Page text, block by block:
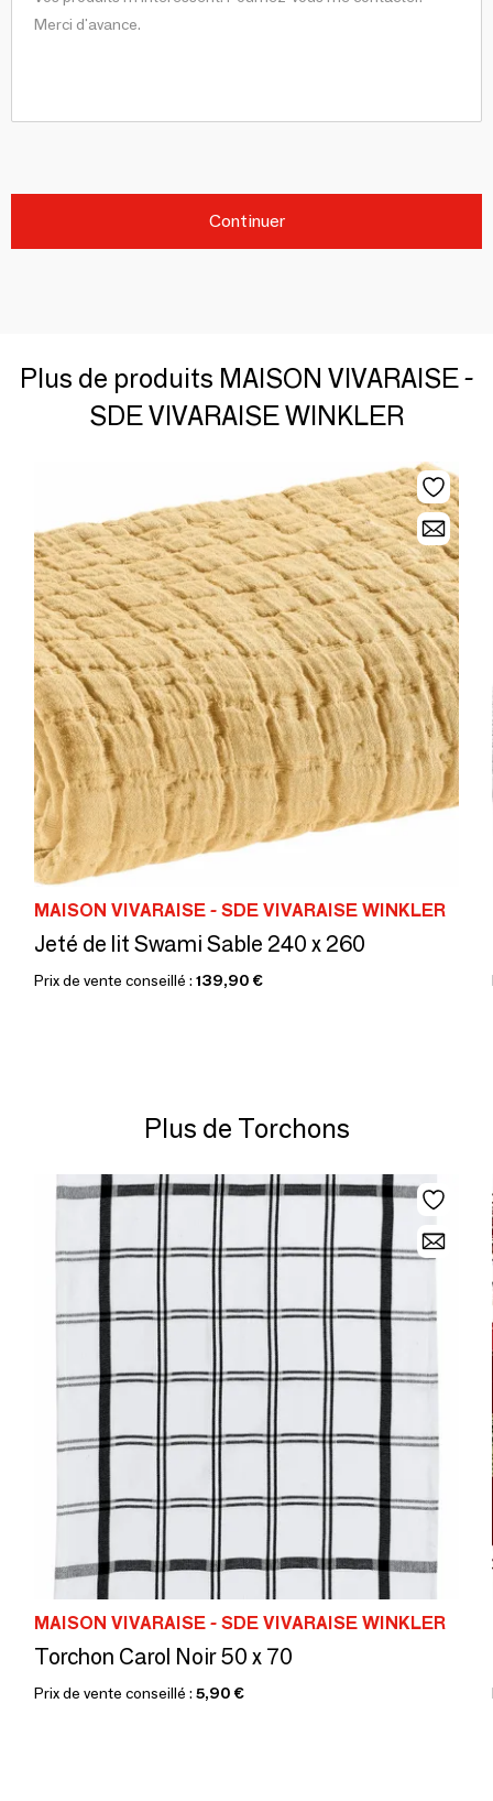
Continuer
Plus de produits MAISON VIVARAISE -
SDE VIVARAISE WINKLER
MAISON VIVARAISE - SDE VIVARAISE WINKLER
Jeté de lit Swami Sable 240 x 260
Prix de vente conseillé : 139,90 €
Plus de Torchons
MAISON VIVARAISE - SDE VIVARAISE WINKLER
Torchon Carol Noir 50 x 70
Prix de vente conseillé : 5,90 €